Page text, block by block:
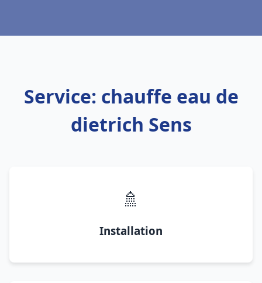
Service: chauffe eau de
dietrich Sens
🚿
Installation